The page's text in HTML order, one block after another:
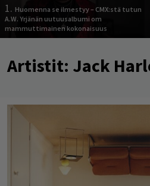
1. Huomenna se ilmestyy – CMX:stä tutun
A.W. Yrjänän uutuusalbumi om
mammuttimainen kokonaisuus
Artistit: Jack